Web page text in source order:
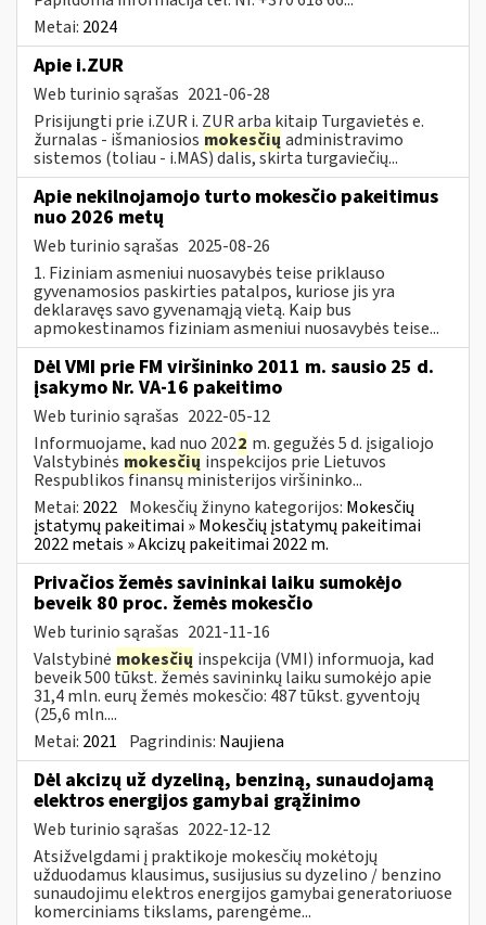
Metai: 2024
Apie i.ZUR
Web turinio sąrašas 2021-06-28
Prisijungti prie i.ZUR i. ZUR arba kitaip Turgavietės e.
žurnalas - išmaniosios mokesčių administravimo
sistemos (toliau - i.MAS) dalis, skirta turgaviečių...
Apie nekilnojamojo turto mokesčio pakeitimus
nuo 2026 metų
Web turinio sąrašas 2025-08-26
1. Fiziniam asmeniui nuosavybės teise priklauso
gyvenamosios paskirties patalpos, kuriose jis yra
deklaravęs savo gyvenamąją vietą. Kaip bus
apmokestinamos fiziniam asmeniui nuosavybės teise...
Dėl VMI prie FM viršininko 2011 m. sausio 25 d.
įsakymo Nr. VA-16 pakeitimo
Web turinio sąrašas 2022-05-12
Informuojame, kad nuo 2022 m. gegužės 5 d. įsigaliojo
Valstybinės mokesčių inspekcijos prie Lietuvos
Respublikos finansų ministerijos viršininko...
Metai: 2022 Mokesčių žinyno kategorijos: Mokesčių
įstatymų pakeitimai » Mokesčių įstatymų pakeitimai
2022 metais » Akcizų pakeitimai 2022 m.
Privačios žemės savininkai laiku sumokėjo
beveik 80 proc. žemės mokesčio
Web turinio sąrašas 2021-11-16
Valstybinė mokesčių inspekcija (VMI) informuoja, kad
beveik 500 tūkst. žemės savininkų laiku sumokėjo apie
31,4 mln. eurų žemės mokesčio: 487 tūkst. gyventojų
(25,6 mln....
Metai: 2021 Pagrindinis: Naujiena
Dėl akcizų už dyzeliną, benziną, sunaudojamą
elektros energijos gamybai grąžinimo
Web turinio sąrašas 2022-12-12
Atsižvelgdami į praktikoje mokesčių mokėtojų
užduodamus klausimus, susijusius su dyzelino / benzino
sunaudojimu elektros energijos gamybai generatoriuose
komerciniams tikslams, parengėme...